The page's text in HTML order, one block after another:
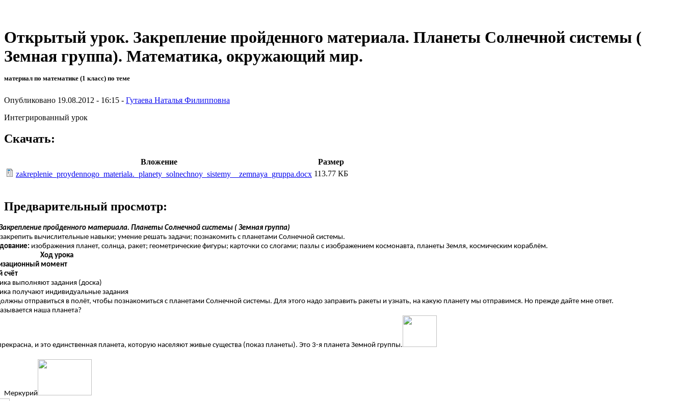
Открытый урок. Закрепление пройденного материала. Планеты Солнечной системы (
Земная группа). Математика, окружающий мир.
материал по математике (1 класс) по теме
Опубликовано 19.08.2012 - 16:15 - Гутаева Наталья Филипповна
Интегрированный урок
Скачать:
Вложение
Размер
zakreplenie_proydennogo_materiala._planety_solnechnoy_sistemy__zemnaya_gruppa.docx 113.77 КБ
Предварительный просмотр:
пройденного материала. Планеты Солнечной системы ( Земная группа)
закрепить вычислительные навыки; умение решать задачи; познакомить с планетами Солнечной системы.
изображения планет, солнца, ракет; геометрические фигуры; карточки со слогами; пазлы с изображением космонавта, планеты Земля, космическим кораблём.
Ход урока
момент
счёт
выполняют задания (доска)
получают индивидуальные задания
отправиться в полёт, чтобы познакомиться с планетами Солнечной системы. Для этого надо заправить ракеты и узнать, на какую планету мы отправимся. Но прежде дайте мне ответ.
наша планета?
и это единственная планета, которую населяют живые существа (показ планеты). Это 3-я планета Земной группы.
Меркурий